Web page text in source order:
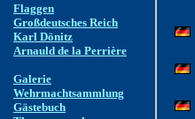
Flaggen
Großdeutsches Reich
Karl Dönitz
Arnauld de la Perrière
Galerie
Wehrmachtsammlung
Gästebuch